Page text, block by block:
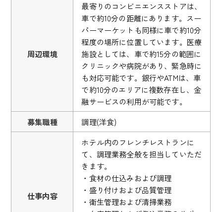
周辺環境
最寄りのコンビニエンスストアは、
車で約10分の距離にあります。スー
パーマーケットも同様に車で約10分
程度の場所に位置しています。医療
施設としては、車で約15分の範囲に
クリニックや病院があり、緊急時に
も対応可能です。銀行やATMは、車
で約10分のエリアに複数存在し、金
融サービスの利用が可能です。
募集職種
調理(洋食)
仕事内容
ホテル内のフレンチレストランに
て、調理業務全般を担当していただ
きます。
・食材の仕込みおよび調理
・盛り付けおよび品質管理
・衛生管理および清掃業務